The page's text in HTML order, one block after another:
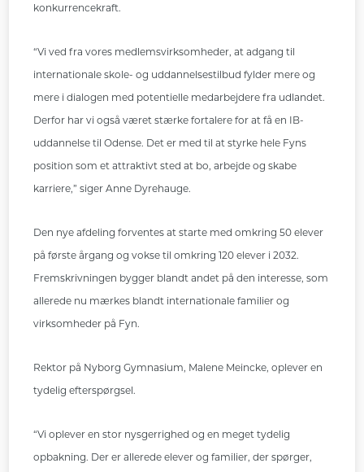
konkurrencekraft.
“Vi ved fra vores medlemsvirksomheder, at adgang til
internationale skole- og uddannelsestilbud fylder mere og
mere i dialogen med potentielle medarbejdere fra udlandet.
Derfor har vi også været stærke fortalere for at få en IB-
uddannelse til Odense. Det er med til at styrke hele Fyns
position som et attraktivt sted at bo, arbejde og skabe
karriere,” siger Anne Dyrehauge.
Den nye afdeling forventes at starte med omkring 50 elever
på første årgang og vokse til omkring 120 elever i 2032.
Fremskrivningen bygger blandt andet på den interesse, som
allerede nu mærkes blandt internationale familier og
virksomheder på Fyn.
Rektor på Nyborg Gymnasium, Malene Meincke, oplever en
tydelig efterspørgsel.
“Vi oplever en stor nysgerrighed og en meget tydelig
opbakning. Der er allerede elever og familier, der spørger,